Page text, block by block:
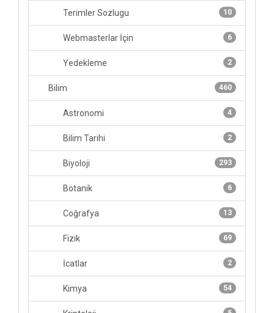
10
Terimler Sozlugu
6
Webmasterlar İçin
2
Yedekleme
460
Bilim
4
Astronomi
2
Bilim Tarihi
293
Biyoloji
6
Botanik
13
Coğrafya
69
Fizik
2
İcatlar
54
Kimya